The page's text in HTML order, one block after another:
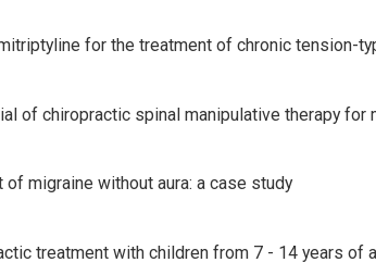
for the treatment of chronic tension-
of chiropractic spinal manipulative therapy for
of migraine without aura: a case study
treatment with children from 7 - 14 years of